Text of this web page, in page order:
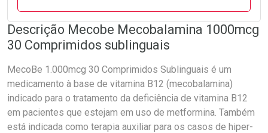
Descrição Mecobe Mecobalamina 1000mcg
30 Comprimidos sublinguais
MecoBe 1.000mcg 30 Comprimidos Sublinguais é um
medicamento à base de vitamina B12 (mecobalamina)
indicado para o tratamento da deficiência de vitamina B12
em pacientes que estejam em uso de metformina. Também
está indicada como terapia auxiliar para os casos de hiper-